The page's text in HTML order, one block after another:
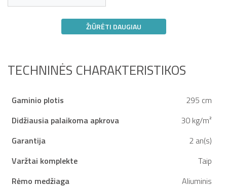
tvirtinimu prie lubų
Aukštos kokybės pilkšvai
rudas audinys, 320 g/m²
uždaryti
Savo sėkmės auka!
ŽIŪRĖTI DAUGIAU
TECHNINĖS CHARAKTERISTIKOS
Gaminio plotis
295 cm
Didžiausia palaikoma apkrova
30 kg/m²
Garantija
2 an(s)
Varžtai komplekte
Taip
Rėmo medžiaga
Aliuminis